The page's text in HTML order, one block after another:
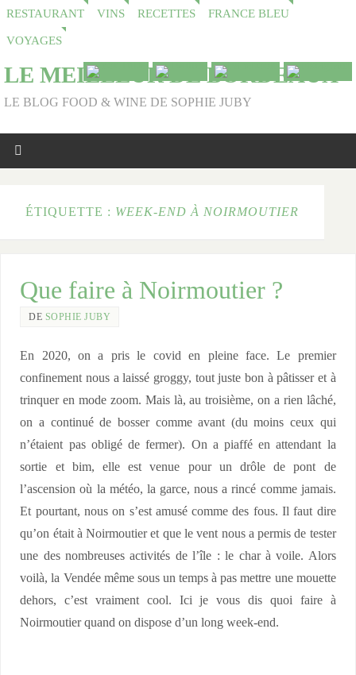
RESTAURANT VINS RECETTES FRANCE BLEU
VOYAGES
LE MEILLEUR DE BORDEAUX
LE BLOG FOOD & WINE DE SOPHIE JUBY
ÉTIQUETTE : WEEK-END À NOIRMOUTIER
Que faire à Noirmoutier ?
DE SOPHIE JUBY
En 2020, on a pris le covid en pleine face. Le premier
confinement nous a laissé groggy, tout juste bon à pâtisser et à
trinquer en mode zoom. Mais là, au troisième, on a rien lâché,
on a continué de bosser comme avant (du moins ceux qui
n’étaient pas obligé de fermer). On a piaffé en attendant la
sortie et bim, elle est venue pour un drôle de pont de
l’ascension où la météo, la garce, nous a rincé comme jamais.
Et pourtant, nous on s’est amusé comme des fous. Il faut dire
qu’on était à Noirmoutier et que le vent nous a permis de tester
une des nombreuses activités de l’île : le char à voile. Alors
voilà, la Vendée même sous un temps à pas mettre une mouette
dehors, c’est vraiment cool. Ici je vous dis quoi faire à
Noirmoutier quand on dispose d’un long week-end.